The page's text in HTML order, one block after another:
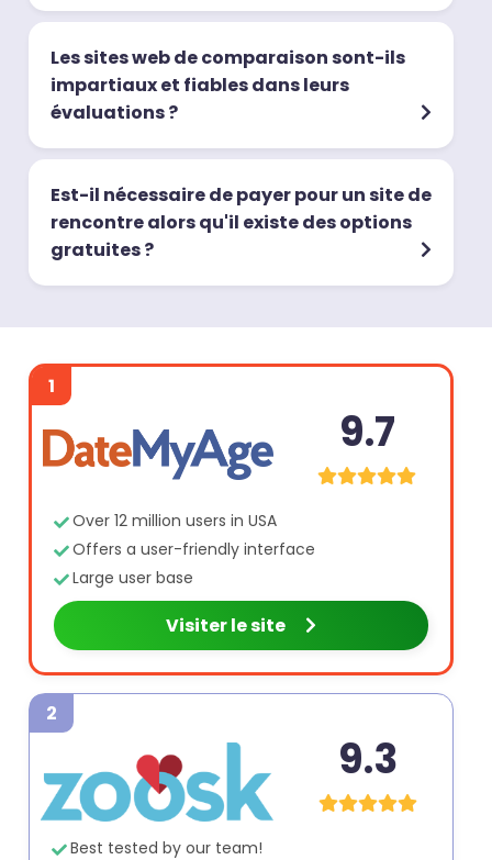
Les sites web de comparaison sont-ils
impartiaux et fiables dans leurs
évaluations ?
Est-il nécessaire de payer pour un site de
rencontre alors qu'il existe des options
gratuites ?
1
9.7
Over 12 million users in USA
Offers a user-friendly interface
Large user base
Visiter le site
2
9.3
Best tested by our team!